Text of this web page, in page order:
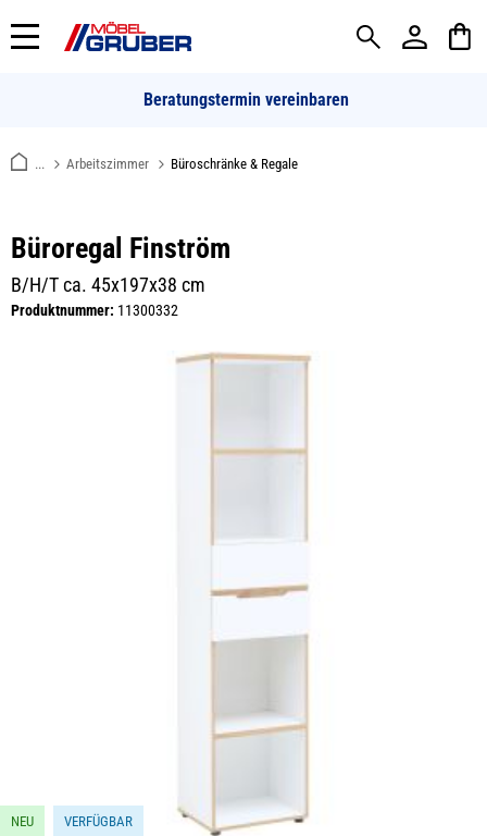
springen
Beratungstermin vereinbaren
... Arbeitszimmer Büroschränke & Regale
Büroregal Finström
B/H/T ca. 45x197x38 cm
Produktnummer: 11300332
Bildergalerie überspringen
NEU VERFÜGBAR